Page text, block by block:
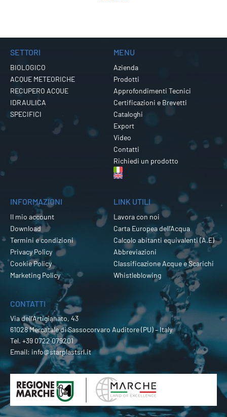
SETTORI
BIOLOGICO
ACQUE METEORICHE
RECUPERO ACQUE
IDRAULICA
SPECIFICI
MENU
Azienda
Prodotti
Approfondimenti Tecnici
Certificazioni e Brevetti
Cataloghi
Export
Video
Contatti
Richiedi un prodotto
INFORMAZIONI
Il mio account
Download
Termini e condizioni
Privacy Policy
Cookie Policy
Marketing Policy
LINK UTILI
Lavora con noi
Carta Europea dell’Acqua
Calcolo abitanti equivalenti (A.E)
Abbreviazioni
Classificazione Acque e Scarichi
Whistleblowing
CONTATTI
Via dell’Artigianato, 43
61028 Mercatale di Sassocorvaro Auditore (PU) – Italy
Tel. +39 0722 079201
Email: info@starplastsrl.it